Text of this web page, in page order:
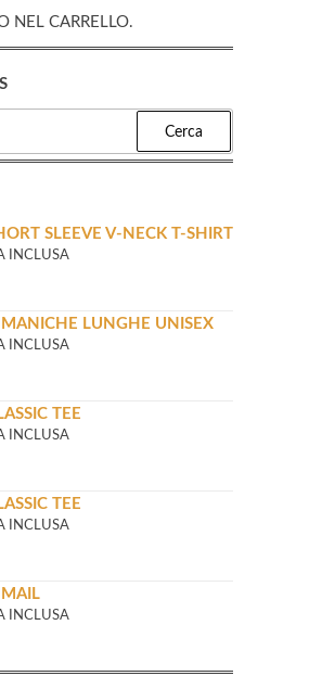
NEL CARRELLO.
SLEEVE V-NECK T-SHIRT
INCLUSA
MANICHE LUNGHE UNISEX
INCLUSA
TEE
INCLUSA
TEE
INCLUSA
INCLUSA